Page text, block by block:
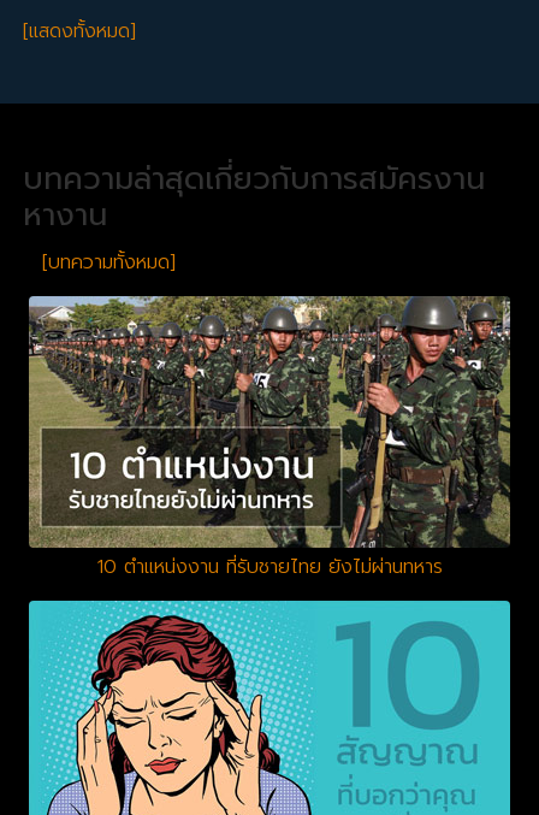
[แสดงทั้งหมด]
บทความล่าสุดเกี่ยวกับการสมัครงาน
หางาน
[บทความทั้งหมด]
10 ตำแหน่งงาน ที่รับชายไทย ยังไม่ผ่านทหาร